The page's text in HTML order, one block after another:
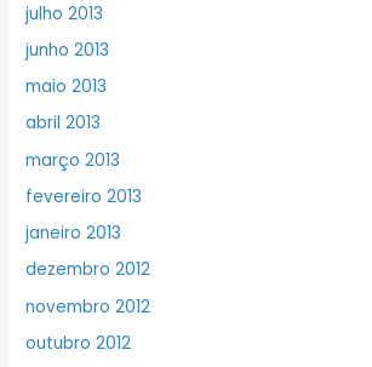
julho 2013
junho 2013
maio 2013
abril 2013
março 2013
fevereiro 2013
janeiro 2013
dezembro 2012
novembro 2012
outubro 2012